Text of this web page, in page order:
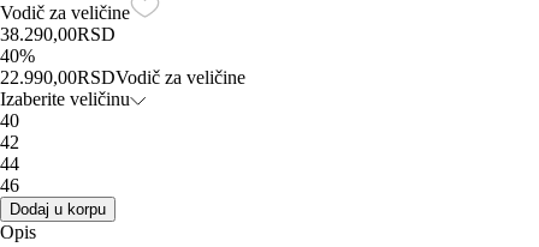
Vodič za veličine
38.290,00RSD
40%
22.990,00RSDVodič za veličine
Izaberite veličinu
40
42
44
46
Dodaj u korpu
Opis